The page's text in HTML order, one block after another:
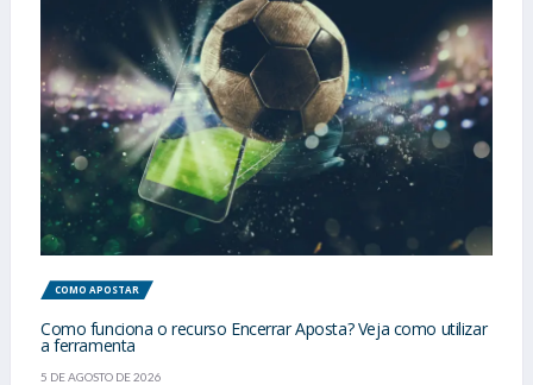
COMO APOSTAR
Como funciona o recurso Encerrar Aposta? Veja como utilizar
a ferramenta
5 DE AGOSTO DE 2026